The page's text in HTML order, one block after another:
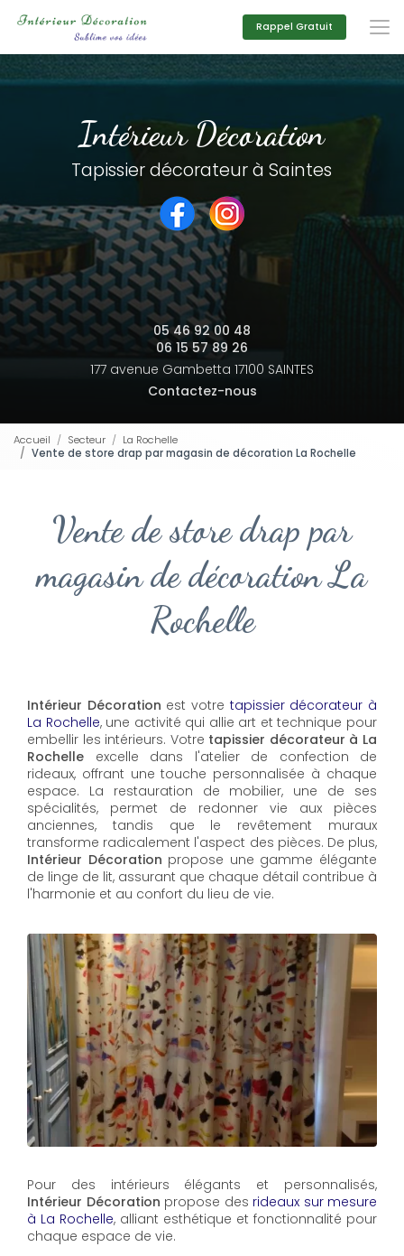
principal
Rappel Gratuit
Intérieur Décoration
Tapissier décorateur à Saintes
05 46 92 00 48
06 15 57 89 26
177 avenue Gambetta 17100 SAINTES
Contactez-nous
Accueil Secteur
La Rochelle
Vente de store drap par magasin de décoration La Rochelle
Vente de store drap par
magasin de décoration La
Rochelle
Intérieur Décoration est votre tapissier décorateur à
La Rochelle, une activité qui allie art et technique pour
embellir les intérieurs. Votre tapissier décorateur à La
Rochelle excelle dans l'atelier de confection de
rideaux, offrant une touche personnalisée à chaque
espace. La restauration de mobilier, une de ses
spécialités, permet de redonner vie aux pièces
anciennes, tandis que le revêtement muraux
transforme radicalement l'aspect des pièces. De plus,
Intérieur Décoration propose une gamme élégante
de linge de lit, assurant que chaque détail contribue à
l'harmonie et au confort du lieu de vie.
Pour des intérieurs élégants et personnalisés,
Intérieur Décoration propose des rideaux sur mesure
à La Rochelle, alliant esthétique et fonctionnalité pour
chaque espace de vie.